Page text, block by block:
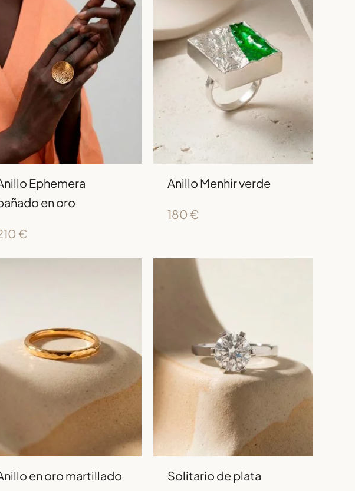
Ephemera
en oro
€
Anillo Menhir verde
180 €
en oro martillado Solitario de plata